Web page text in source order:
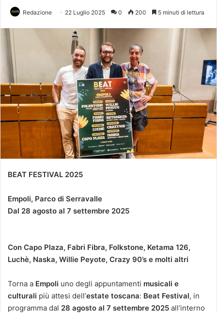
Redazione 22 Luglio 2025 0 200 5 minuti di lettura
BEAT FESTIVAL 2025
Empoli, Parco di Serravalle
Dal 28 agosto al 7 settembre 2025
Con Capo Plaza, Fabri Fibra, Folkstone, Ketama 126,
Luchè, Naska, Willie Peyote, Crazy 90’s e molti altri
Torna a Empoli uno degli appuntamenti musicali e
culturali più attesi dell’estate toscana: Beat Festival, in
programma dal 28 agosto al 7 settembre 2025 all’interno